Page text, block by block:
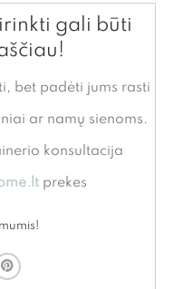
gali būti
bet padėti jums rasti
ar namų sienoms.
konsultacija
prekes